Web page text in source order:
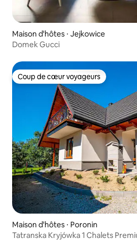
Maison d'hôtes ⋅ Jejkowice
Domek Gucci
Coup de cœur voyageurs
Coup de cœur voyageurs
Maison d'hôtes ⋅ Poronin
Tatranska Kryjówka 1 Chalets